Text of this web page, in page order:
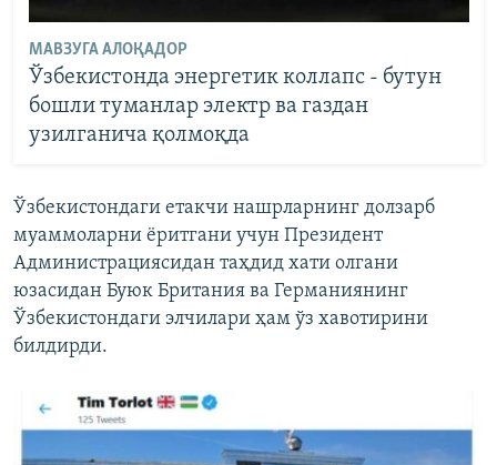
МАВЗУГА АЛОҚАДОР
Ўзбекистонда энергетик коллапс - бутун
бошли туманлар электр ва газдан
узилганича қолмоқда
Ўзбекистондаги етакчи нашрларнинг долзарб
муаммоларни ëритгани учун Президент
Администрациясидан таҳдид хати олгани
юзасидан Буюк Британия ва Германиянинг
Ўзбекистондаги элчилари ҳам ўз хавотирини
билдирди.